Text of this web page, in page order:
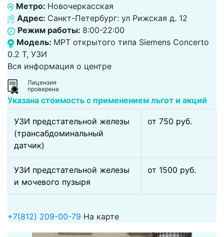
Метро: Новочеркасская
Адрес: Санкт-Петербург: ул Рижская д. 12
Режим работы: 8:00-22:00
Модель: МРТ открытого типа Siemens Concerto
0.2 Т, УЗИ
Вся информация о центре
Лицензия
проверена
Указана стоимость с применением льгот и акций
УЗИ предстательной железы
(трансабдоминальный
датчик)
от 750 pуб.
УЗИ предстательной железы
и мочевого пузыря
от 1500 pуб.
+7(812) 209-00-79 На карте